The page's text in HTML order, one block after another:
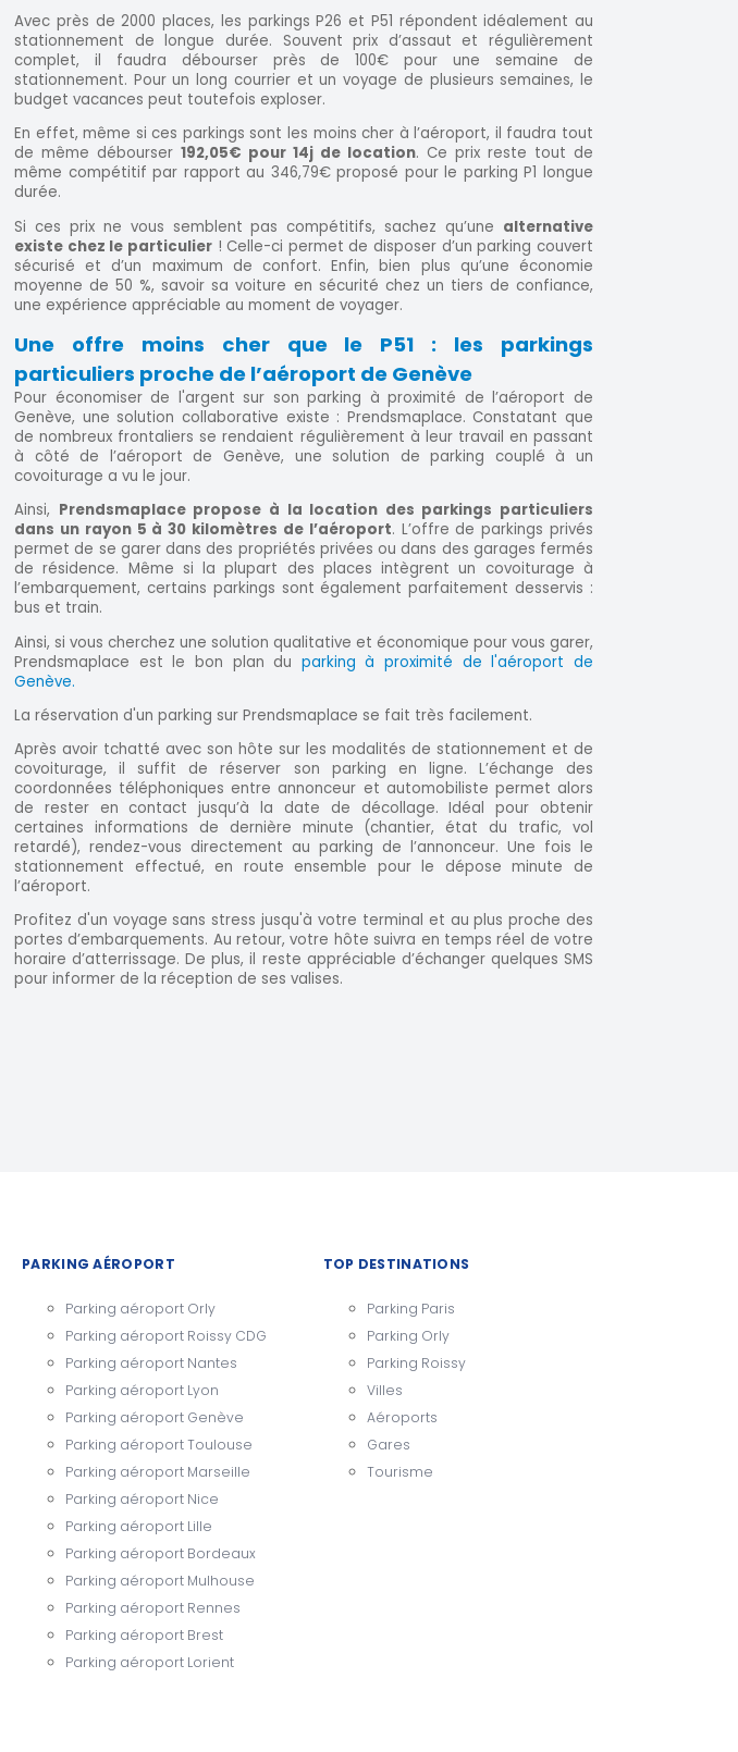
Avec près de 2000 places, les parkings P26 et P51 répondent idéalement au
stationnement de longue durée. Souvent prix d’assaut et régulièrement
complet, il faudra débourser près de 100€ pour une semaine de
stationnement. Pour un long courrier et un voyage de plusieurs semaines, le
budget vacances peut toutefois exploser.
En effet, même si ces parkings sont les moins cher à l’aéroport, il faudra tout
de même débourser 192,05€ pour 14j de location. Ce prix reste tout de
même compétitif par rapport au 346,79€ proposé pour le parking P1 longue
durée.
Si ces prix ne vous semblent pas compétitifs, sachez qu’une alternative
existe chez le particulier! Celle-ci permet de disposer d’un parking couvert
sécurisé et d’un maximum de confort. Enfin, bien plus qu’une économie
moyenne de 50 %, savoir sa voiture en sécurité chez un tiers de confiance,
une expérience appréciable au moment de voyager.
Une offre moins cher que le P51 : les parkings
particuliers proche de l’aéroport de Genève
Pour économiser de l'argent sur son parking à proximité de l’aéroport de
Genève, une solution collaborative existe : Prendsmaplace. Constatant que
de nombreux frontaliers se rendaient régulièrement à leur travail en passant
à côté de l’aéroport de Genève, une solution de parking couplé à un
covoiturage a vu le jour.
Ainsi, Prendsmaplace propose à la location des parkings particuliers
dans un rayon 5 à 30 kilomètres de l’aéroport. L’offre de parkings privés
permet de se garer dans des propriétés privées ou dans des garages fermés
de résidence. Même si la plupart des places intègrent un covoiturage à
l’embarquement, certains parkings sont également parfaitement desservis :
bus et train.
Ainsi, si vous cherchez une solution qualitative et économique pour vous garer,
Prendsmaplace est le bon plan du parking à proximité de l'aéroport de
Genève.
La réservation d'un parking sur Prendsmaplace se fait très facilement.
Après avoir tchatté avec son hôte sur les modalités de stationnement et de
covoiturage, il suffit de réserver son parking en ligne. L’échange des
coordonnées téléphoniques entre annonceur et automobiliste permet alors
de rester en contact jusqu’à la date de décollage. Idéal pour obtenir
certaines informations de dernière minute (chantier, état du trafic, vol
retardé), rendez-vous directement au parking de l’annonceur. Une fois le
stationnement effectué, en route ensemble pour le dépose minute de
l’aéroport.
Profitez d'un voyage sans stress jusqu'à votre terminal et au plus proche des
portes d’embarquements. Au retour, votre hôte suivra en temps réel de votre
horaire d’atterrissage. De plus, il reste appréciable d’échanger quelques SMS
pour informer de la réception de ses valises.
PARKING AÉROPORT
Parking aéroport Orly
Parking aéroport Roissy CDG
Parking aéroport Nantes
Parking aéroport Lyon
Parking aéroport Genève
Parking aéroport Toulouse
Parking aéroport Marseille
Parking aéroport Nice
Parking aéroport Lille
Parking aéroport Bordeaux
Parking aéroport Mulhouse
Parking aéroport Rennes
Parking aéroport Brest
Parking aéroport Lorient
TOP DESTINATIONS
Parking Paris
Parking Orly
Parking Roissy
Villes
Aéroports
Gares
Tourisme